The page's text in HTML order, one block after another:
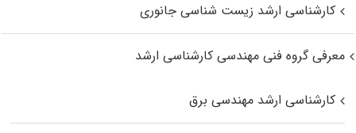
کارشناسی ارشد زیست‌ شناسی جانوری
معرفی گروه فنی مهندسی کارشناسی ارشد
کارشناسی ارشد مهندسی برق